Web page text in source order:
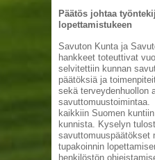
Päätös johtaa
lopettamistukeen
Savuton Kunta ja
hankkeet toteuttivat
selvitettiin kunnan
päätöksiä ja
sekä terveydenhuollon
kaikkiin Suomen
kunnista. Kyselyn
savuttomuuspäätökset
tupakoinnin
henkilöstön